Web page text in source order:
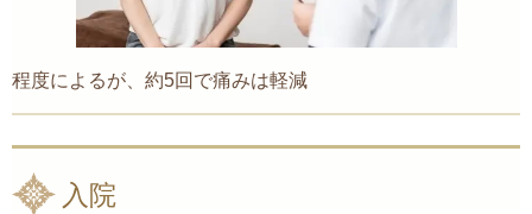
程度によるが、約5回で痛みは軽減
入院